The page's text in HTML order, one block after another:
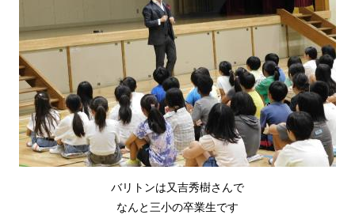
バリトンは又吉秀樹さんで
なんと三小の卒業生です